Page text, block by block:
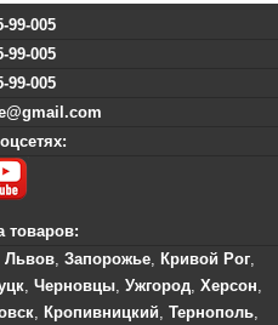
99-005
99-005
99-005
товаров:
Львов, Запорожье, Кривой Рог,
, Черновцы, Ужгород, Херсон,
, Кропивницкий, Тернополь,